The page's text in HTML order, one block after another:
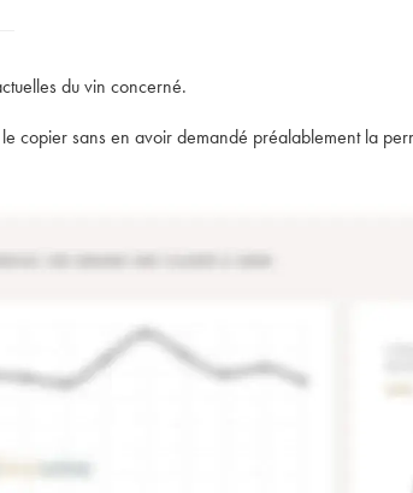
du vin concerné.
copier sans en avoir demandé préalablement la